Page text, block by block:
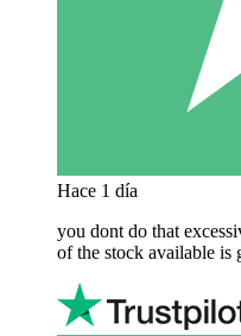
Hace 1 día
you dont do that
of the stock available is